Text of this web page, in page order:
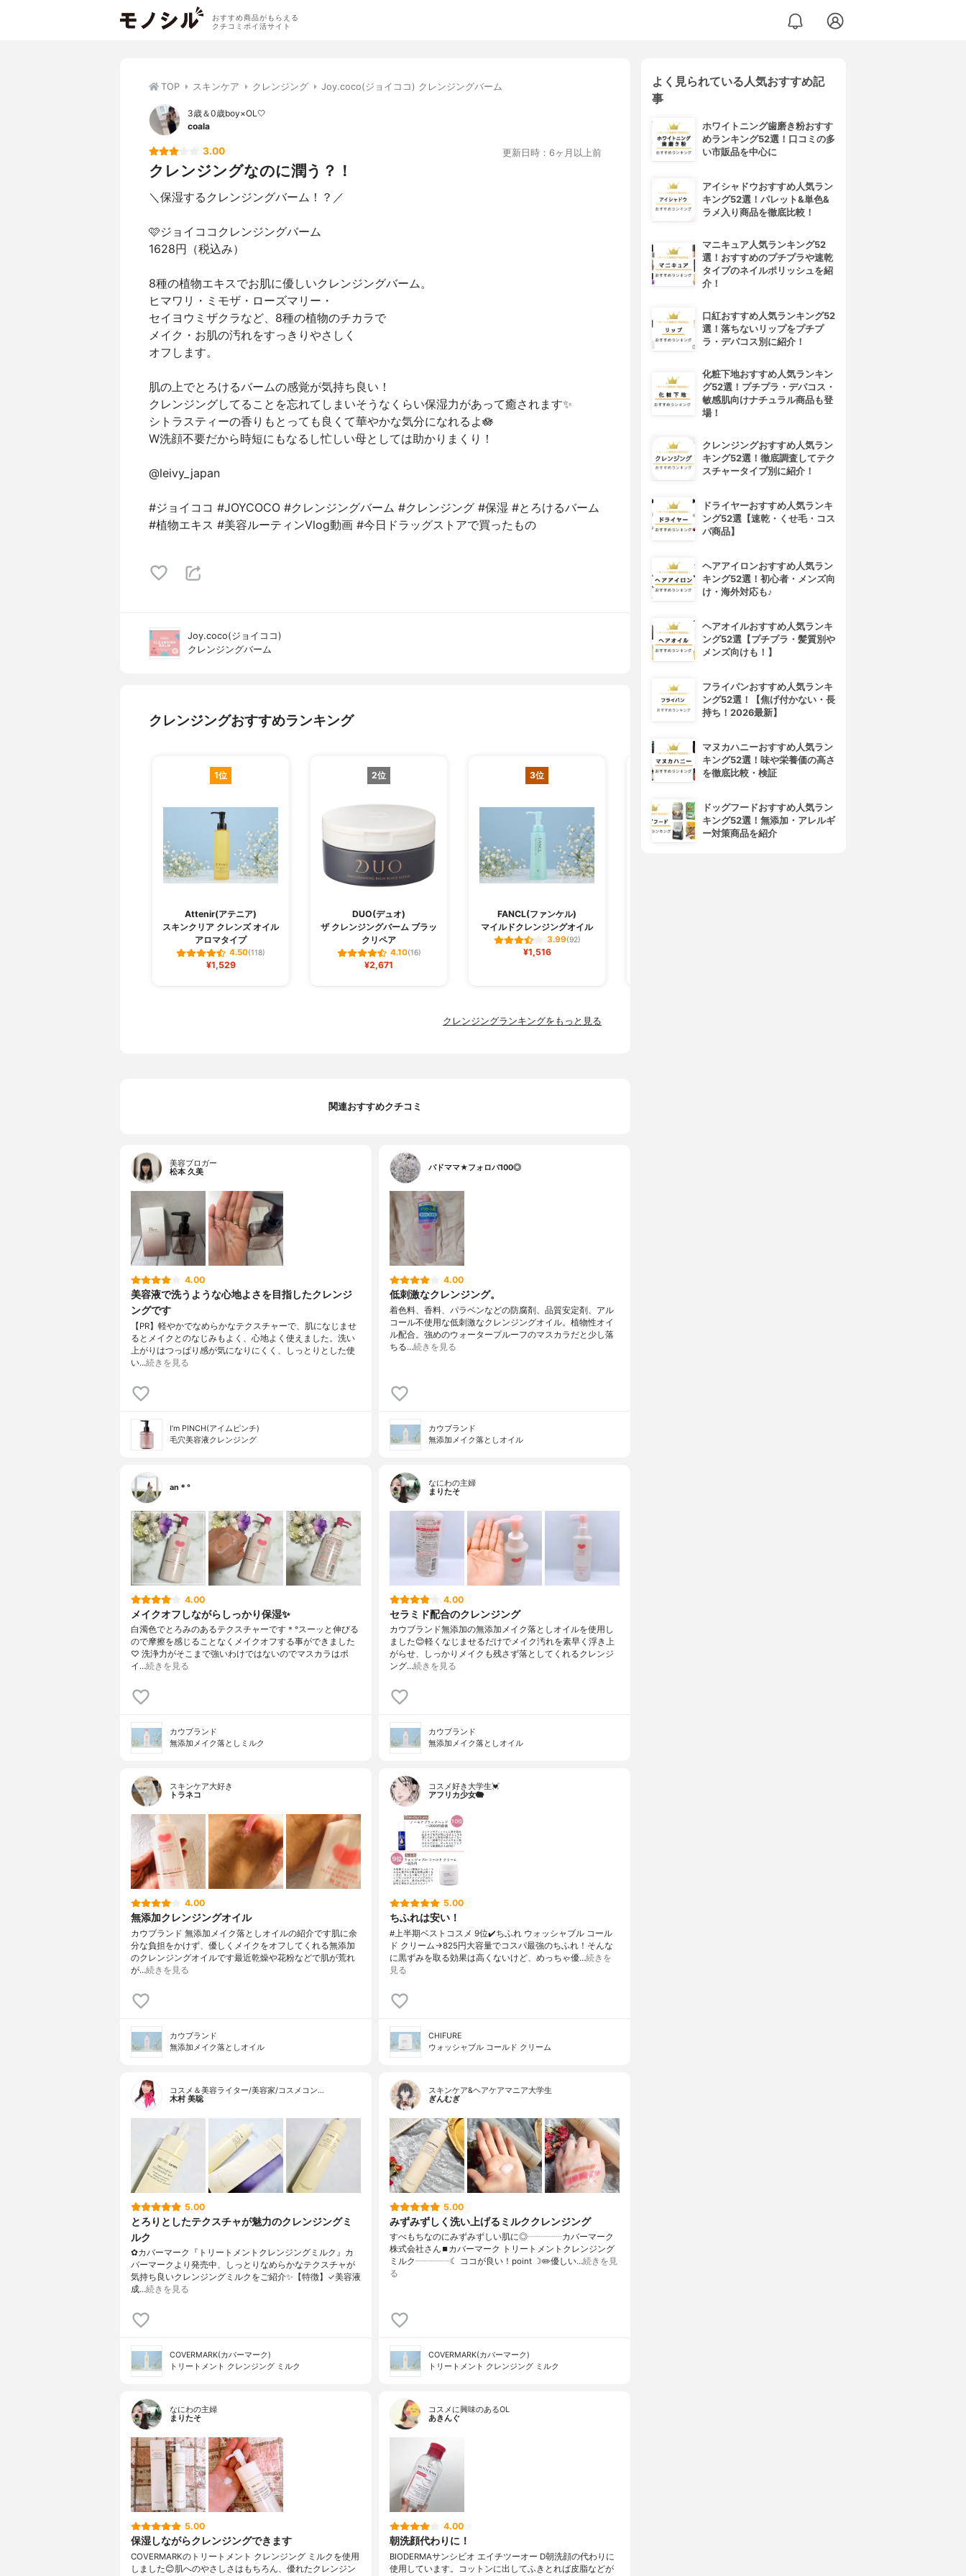
おすすめ商品がもらえる
クチコミポイ活サイト
TOP スキンケア クレンジング Joy.coco(ジョイココ) クレンジングバーム
3歳＆0歳boy×OL🤍
coala
3.00 更新日時：6ヶ月以上前
クレンジングなのに潤う？！
＼保湿するクレンジングバーム！？／
🩷ジョイココクレンジングバーム
1628円（税込み）
8種の植物エキスでお肌に優しいクレンジングバーム。
ヒマワリ・ミモザ・ローズマリー・
セイヨウミザクラなど、8種の植物のチカラで
メイク・お肌の汚れをすっきりやさしく
オフします。
肌の上でとろけるバームの感覚が気持ち良い！
クレンジングしてることを忘れてしまいそうなくらい保湿力があって癒されます✨
シトラスティーの香りもとっても良くて華やかな気分になれるよ🪷
W洗顔不要だから時短にもなるし忙しい母としては助かりまくり！
@leivy_japan
#ジョイココ #JOYCOCO #クレンジングバーム #クレンジング #保湿 #とろけるバーム
#植物エキス #美容ルーティンVlog動画 #今日ドラッグストアで買ったもの
Joy.coco(ジョイココ)
クレンジングバーム
クレンジングおすすめランキング
1位
Attenir(アテニア)
スキンクリア クレンズ オイル
アロマタイプ
4.50(118)
¥1,529
2位
DUO(デュオ)
ザ クレンジングバーム ブラッ
クリペア
4.10(16)
¥2,671
3位
FANCL(ファンケル)
マイルドクレンジングオイル
3.99(92)
¥1,516
4位
クレンジングランキングをもっと見る
関連おすすめクチコミ
美容ブロガー
松本 久美
4.00
美容液で洗うような心地よさを目指したクレンジ
ングです
【PR】軽やかでなめらかなテクスチャーで、肌になじませ
るとメイクとのなじみもよく、心地よく使えました。洗い
上がりはつっぱり感が気になりにくく、しっとりとした使
い…続きを見る
I’m PINCH(アイムピンチ)
毛穴美容液クレンジング
バドママ★フォロバ100◎
4.00
低刺激なクレンジング。
着色料、香料、パラベンなどの防腐剤、品質安定剤、アル
コール不使用な低刺激なクレンジングオイル。植物性オイ
ル配合。強めのウォータープルーフのマスカラだと少し落
ちる…続きを見る
カウブランド
無添加メイク落としオイル
an＊°
4.00
メイクオフしながらしっかり保湿✨
白濁色でとろみのあるテクスチャーです＊°スーッと伸びる
ので摩擦を感じることなくメイクオフする事ができました
♡ 洗浄力がそこまで強いわけではないのでマスカラはポ
イ…続きを見る
カウブランド
無添加メイク落としミルク
なにわの主婦
まりたそ
4.00
セラミド配合のクレンジング
カウブランド無添加の無添加メイク落としオイルを使用し
ました😊軽くなじませるだけでメイク汚れを素早く浮き上
がらせ、しっかりメイクも残さず落としてくれるクレンジ
ング…続きを見る
カウブランド
無添加メイク落としオイル
スキンケア大好き
トラネコ
4.00
無添加クレンジングオイル
カウブランド 無添加メイク落としオイルの紹介です肌に余
分な負担をかけず、優しくメイクをオフしてくれる無添加
のクレンジングオイルです最近乾燥や花粉などで肌が荒れ
が…続きを見る
カウブランド
無添加メイク落としオイル
コスメ好き大学生💓
アフリカ少女🐘
5.00
ちふれは安い！
#上半期ベストコスメ 9位✔️ちふれ ウォッシャブル コール
ド クリーム→825円大容量でコスパ最強のちふれ！そんな
に黒ずみを取る効果は高くないけど、めっちゃ優…続きを
見る
CHIFURE
ウォッシャブル コールド クリーム
コスメ＆美容ライター/美容家/コスメコン…
木村 美聡
5.00
とろりとしたテクスチャが魅力のクレンジングミ
ルク
✿カバーマーク『トリートメントクレンジングミルク』カ
バーマークより発売中、しっとりなめらかなテクスチャが
気持ち良いクレンジングミルクをご紹介✨【特徴】✓美容液
成…続きを見る
COVERMARK(カバーマーク)
トリートメント クレンジング ミルク
スキンケア&ヘアケアマニア大学生
ぎんむぎ
5.00
みずみずしく洗い上げるミルククレンジング
すべもちなのにみずみずしい肌に◎┈┈┈┈カバーマーク
株式会社さん⏹カバーマーク トリートメントクレンジング
ミルク┈┈┈┈☾ ココが良い！point ☽✏️優しい…続きを見
る
COVERMARK(カバーマーク)
トリートメント クレンジング ミルク
なにわの主婦
まりたそ
5.00
保湿しながらクレンジングできます
COVERMARKのトリートメント クレンジング ミルクを使用
しました😊肌へのやさしさはもちろん、優れたクレンジン
コスメに興味のあるOL
あきんぐ
4.00
朝洗顔代わりに！
BIODERMAサンシビオ エイチツーオー D朝洗顔の代わりに
使用しています。コットンに出してふきとれば皮脂などが
よく見られている人気おすすめ記
事
ホワイトニング歯磨き粉おすす
めランキング52選！口コミの多
い市販品を中心に
アイシャドウおすすめ人気ラン
キング52選！パレット&単色&
ラメ入り商品を徹底比較！
マニキュア人気ランキング52
選！おすすめのプチプラや速乾
タイプのネイルポリッシュを紹
介！
口紅おすすめ人気ランキング52
選！落ちないリップをプチプ
ラ・デパコス別に紹介！
化粧下地おすすめ人気ランキン
グ52選！プチプラ・デパコス・
敏感肌向けナチュラル商品も登
場！
クレンジングおすすめ人気ラン
キング52選！徹底調査してテク
スチャータイプ別に紹介！
ドライヤーおすすめ人気ランキ
ング52選【速乾・くせ毛・コス
パ商品】
ヘアアイロンおすすめ人気ラン
キング52選！初心者・メンズ向
け・海外対応も♪
ヘアオイルおすすめ人気ランキ
ング52選【プチプラ・髪質別や
メンズ向けも！】
フライパンおすすめ人気ランキ
ング52選！【焦げ付かない・長
持ち！2026最新】
マヌカハニーおすすめ人気ラン
キング52選！味や栄養価の高さ
を徹底比較・検証
ドッグフードおすすめ人気ラン
キング52選！無添加・アレルギ
ー対策商品を紹介